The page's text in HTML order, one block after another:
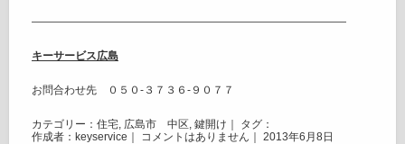
—————————————————————————————
キーサービス広島
お問合わせ先 ０５０‐３７３６‐９０７７
カテゴリー： 住宅, 広島市 中区, 鍵開け ｜ タグ：
作成者：keyservice｜ コメントはありません ｜ 2013年6月8日